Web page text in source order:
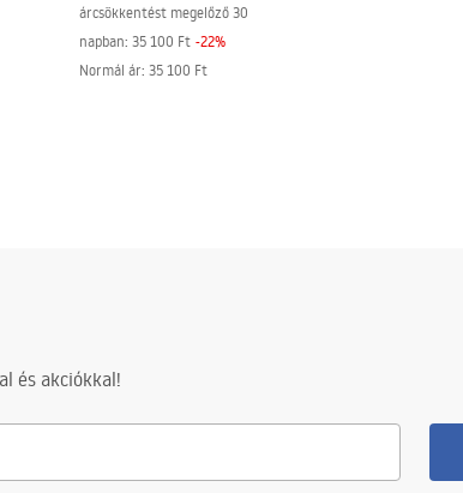
árcsökkentést megelőző 30
napban: 35 100 Ft -22%
Normál ár: 35 100 Ft
és akciókkal!